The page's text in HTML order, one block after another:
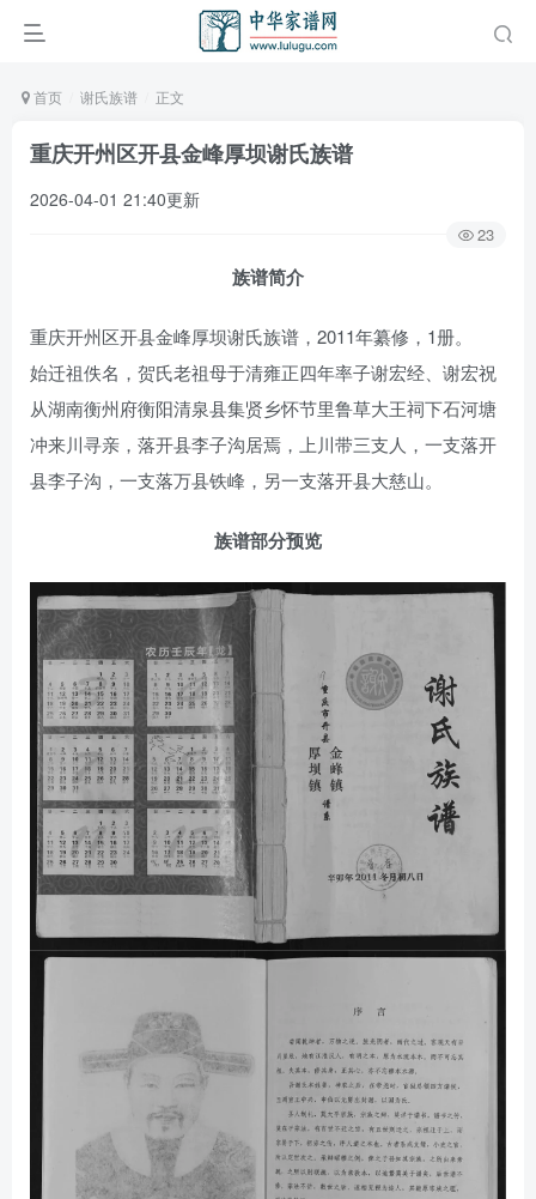
首页 谢氏族谱 正文
重庆开州区开县金峰厚坝谢氏族谱
2026-04-01 21:40更新
23
族谱简介
重庆开州区开县金峰厚坝谢氏族谱，2011年纂修，1册。
始迁祖佚名，贺氏老祖母于清雍正四年率子谢宏经、谢宏祝
从湖南衡州府衡阳清泉县集贤乡怀节里鲁草大王祠下石河塘
冲来川寻亲，落开县李子沟居焉，上川带三支人，一支落开
县李子沟，一支落万县铁峰，另一支落开县大慈山。
族谱部分预览